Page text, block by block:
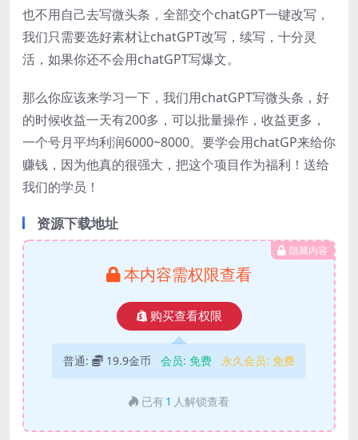
也不用自己去写微头条，全部交个chatGPT一键改写，
我们只需要选好素材让chatGPT改写，续写，十分灵
活，如果你还不会用chatGPT写爆文。
那么你应该来学习一下，我们用chatGPT写微头条，好
的时候收益一天有200多，可以批量操作，收益更多，
一个号月平均利润6000~8000。要学会用chatGP来给你
赚钱，因为他真的很强大，把这个项目作为福利！送给
我们的学员！
资源下载地址
隐藏内容
本内容需权限查看
购买查看权限
普通: 19.9金币 会员: 免费 永久会员: 免费
已有 1 人解锁查看